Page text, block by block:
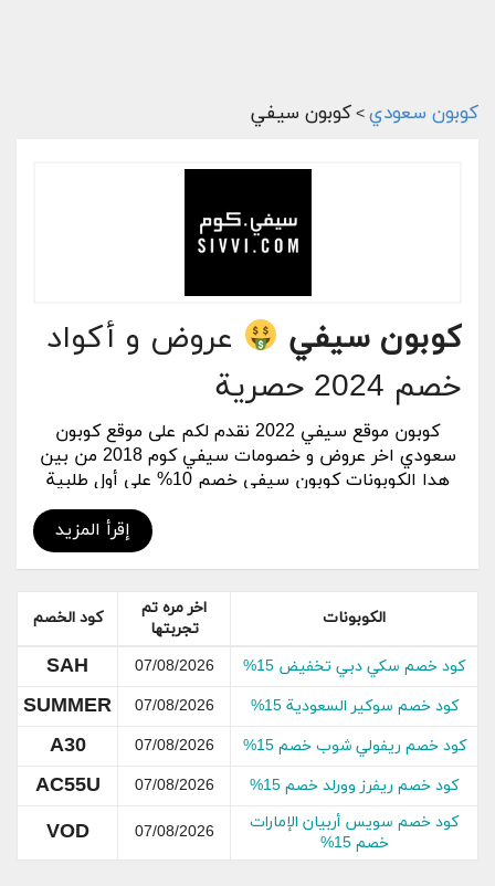
كوبون سعودي > كوبون سيفي
إقرأ المزيد
كوبون سيفي
عروض و أكواد
خصم 2024 حصرية
كوبون موقع سيفي 2022 نقدم لكم على موقع كوبون
سعودي اخر عروض و خصومات سيفي كوم 2018 من بين
هدا الكوبونات كوبون سيفي خصم 10% على أول طلبية
لكم من خلال موقع سيفي و كوبون خصم 15% على
الطلبات التي تتم من خلال تطبيق الموبيل
الكوبونات
اخر مره تم
تجربتها
كود الخصم
كود خصم سكي دبي تخفيض 15% 07/08/2026
SAH
كود خصم سوكير السعودية 15% 07/08/2026
SUMMER
كود خصم ريفولي شوب خصم 15% 07/08/2026
A30
كود خصم ريفرز وورلد خصم 15% 07/08/2026
AC55U
كود خصم سويس أربيان الإمارات
خصم 15%
07/08/2026
VOD